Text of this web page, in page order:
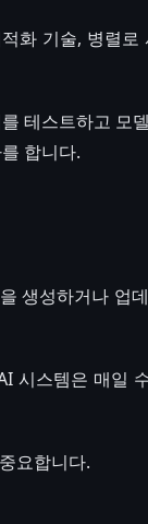
화 기술, 병렬
테스트하고 모
합니다.
생성하거나 업
시스템은 매일
요합니다.